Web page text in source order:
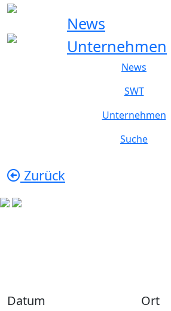
News
Unternehmen
News
SWT
Unternehmen
Suche
Zurück
Datum Ort